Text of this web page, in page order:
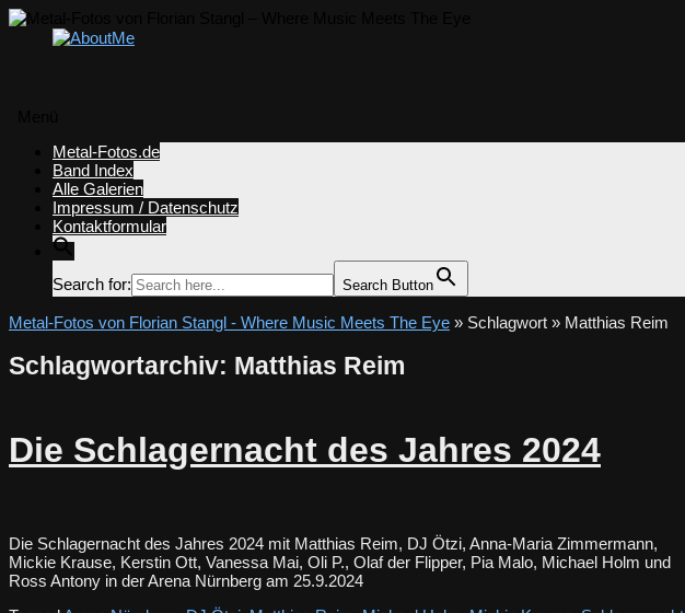
springen
Metal-Fotos.de
Band Index
Alle Galerien
Impressum / Datenschutz
Kontaktformular
Search for: Search Button
Metal-Fotos von Florian Stangl - Where Music Meets The Eye » Schlagwort » Matthias Reim
Schlagwortarchiv: Matthias Reim
Die Schlagernacht des Jahres 2024
Die Schlagernacht des Jahres 2024 mit Matthias Reim, DJ Ötzi, Anna-Maria Zimmermann,
Mickie Krause, Kerstin Ott, Vanessa Mai, Oli P., Olaf der Flipper, Pia Malo, Michael Holm und
Ross Antony in der Arena Nürnberg am 25.9.2024